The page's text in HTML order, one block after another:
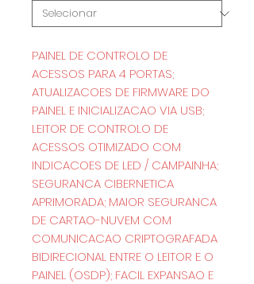
PAINEL DE CONTROLO DE
ACESSOS PARA 4 PORTAS;
ATUALIZACOES DE FIRMWARE DO
PAINEL E INICIALIZACAO VIA USB;
LEITOR DE CONTROLO DE
ACESSOS OTIMIZADO COM
INDICACOES DE LED / CAMPAINHA;
SEGURANCA CIBERNETICA
APRIMORADA; MAIOR SEGURANCA
DE CARTAO-NUVEM COM
COMUNICACAO CRIPTOGRAFADA
BIDIRECIONAL ENTRE O LEITOR E O
PAINEL (OSDP); FACIL EXPANSAO E